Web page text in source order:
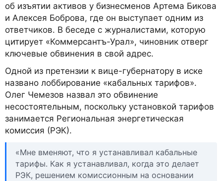
об изъятии активов у бизнесменов Артема Бикова
и Алексея Боброва, где он выступает одним из
ответчиков. В беседе с журналистами, которую
цитирует «Коммерсантъ-Урал», чиновник отверг
ключевые обвинения в свой адрес.
Одной из претензии к вице-губернатору в иске
названо лоббирование «кабальных тарифов».
Олег Чемезов назвал это обвинение
несостоятельным, поскольку установкой тарифов
занимается Региональная энергетическая
комиссия (РЭК).
«Мне вменяют, что я устанавливал кабальные
тарифы. Как я устанавливал, когда это делает
РЭК, решением комиссионным на основании